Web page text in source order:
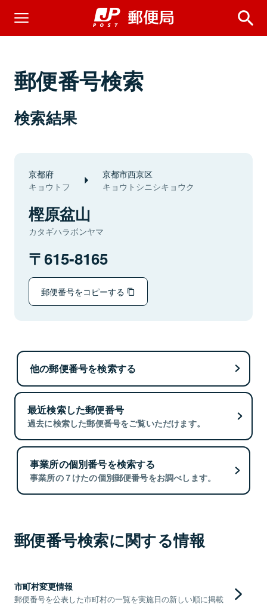
郵便番号検索
検索結果
京都府
キョウトフ
京都市西京区
キョウトシニシキョウク
樫原盆山
カタギハラボンヤマ
615-8165
郵便番号をコピーする
他の郵便番号を検索する
最近検索した郵便番号
過去に検索した郵便番号をご覧いただけます。
事業所の個別番号を検索する
事業所の７けたの個別郵便番号をお調べします。
郵便番号検索に関する情報
市町村変更情報
郵便番号を公表した市町村の一覧を実施日の新しい順に掲載